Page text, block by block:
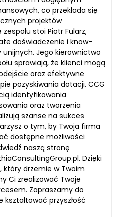
co przekłada się
projektów
stoi Piotr Fularz,
doświadczenie i know-
Jego kierownictwo
sprawiają, że klienci mogą
oraz efektywne
pozyskiwania dotacji. CCG
identyfikowania
oraz tworzenia
szanse na sukces
o tym, by Twoja firma
dostępne możliwości
naszą stronę
Dzięki
który drzemie w Twoim
Ci zrealizować Twoje
Zapraszamy do
kształtować przyszłość